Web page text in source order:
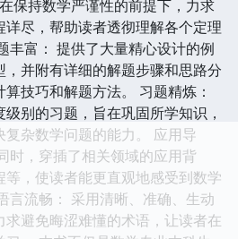
保持数学严谨性的前提下，力求
尽，帮助读者透彻理解各个定理
丰富： 提供了大量精心设计的例
并附有详细的解题步骤和思路分
技巧和解题方法。 习题精炼：
别的习题，旨在巩固所学知识，
杂数学问题的能力。 应用导
时，穿插了相关领域的应用背
等，使读者能更直观地感受到数学
言流畅： 采用清晰、准确、生动
求避免晦涩难懂的术语，让读者在